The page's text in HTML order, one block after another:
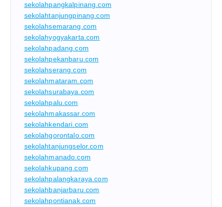
sekolahpangkalpinang.com
sekolahtanjungpinang.com
sekolahsemarang.com
sekolahyogyakarta.com
sekolahpadang.com
sekolahpekanbaru.com
sekolahserang.com
sekolahmataram.com
sekolahsurabaya.com
sekolahpalu.com
sekolahmakassar.com
sekolahkendari.com
sekolahgorontalo.com
sekolahtanjungselor.com
sekolahmanado.com
sekolahkupang.com
sekolahpalangkaraya.com
sekolahbanjarbaru.com
sekolahpontianak.com